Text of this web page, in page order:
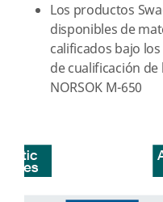
Los productos
disponibles de
calificados bajo
de cualificación
NORSOK M-650